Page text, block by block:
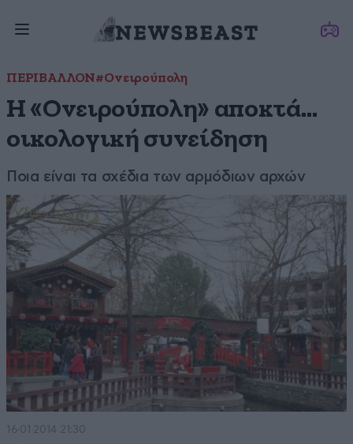
ΠΕΡΙΒΑΛΛΟΝ#Ονειρούπολη
Η «Ονειρούπολη» αποκτά…
οικολογική συνείδηση
Ποια είναι τα σχέδια των αρμόδιων αρχών
16·01·2014 21:30